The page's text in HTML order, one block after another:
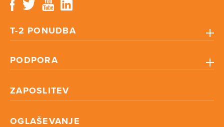
T-2 PONUDBA
PODPORA
ZAPOSLITEV
OGLAŠEVANJE